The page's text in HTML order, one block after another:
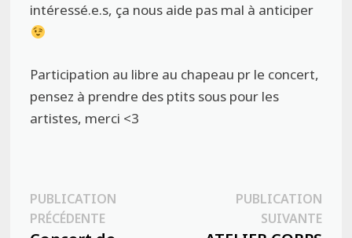
intéressé.e.s, ça nous aide pas mal à anticiper
Participation au libre au chapeau pr le concert,
pensez à prendre des ptits sous pour les
artistes, merci <3
Navigation
PUBLICATION
PRÉCÉDENTEPublication
PUBLICATION
SUIVANTE